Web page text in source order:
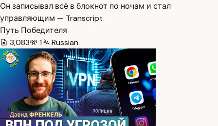
Он записывал всё в блокнот по ночам и стал
управляющим — Transcript
Путь Победителя
3,083
1 Russian